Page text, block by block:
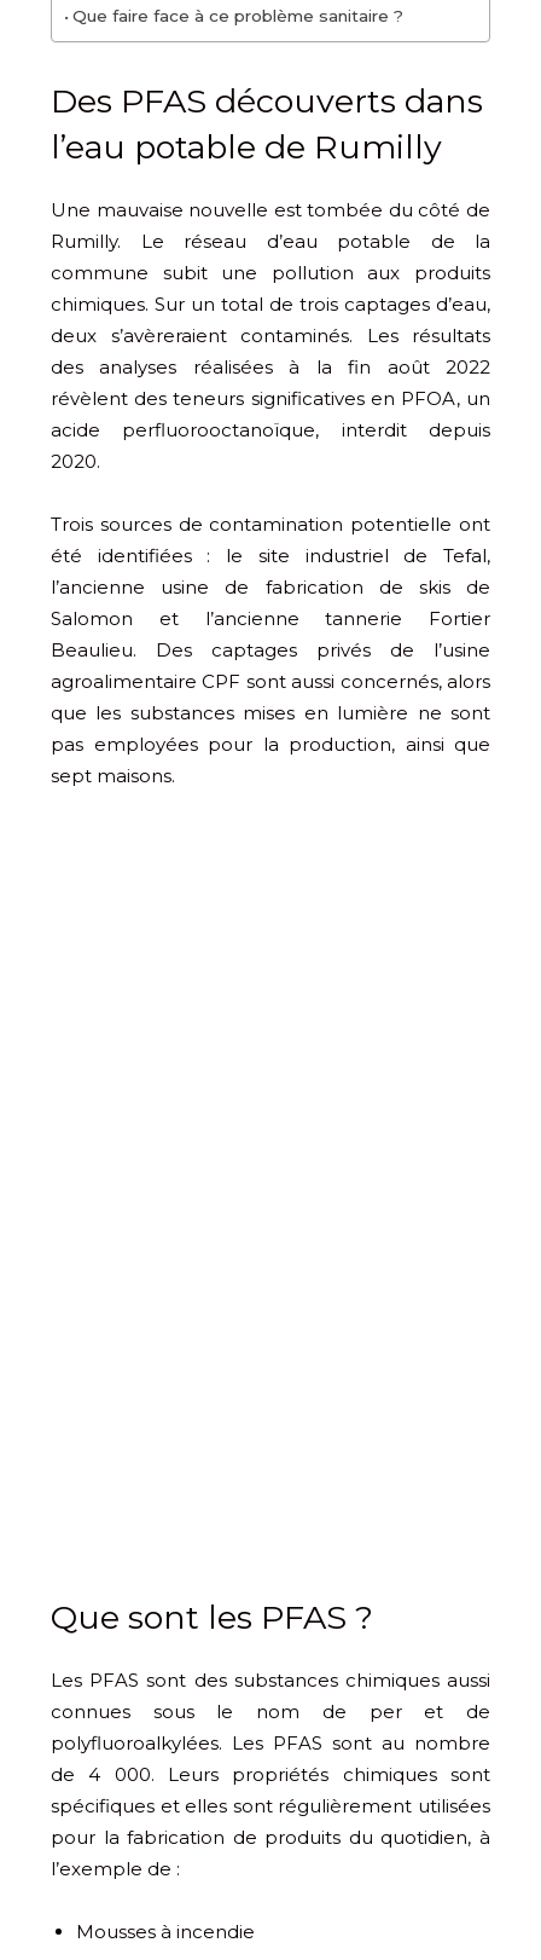
Que faire face à ce problème sanitaire ?
Des PFAS découverts dans
l’eau potable de Rumilly
Une mauvaise nouvelle est tombée du côté de
Rumilly. Le réseau d’eau potable de la
commune subit une pollution aux produits
chimiques. Sur un total de trois captages d’eau,
deux s’avèreraient contaminés. Les résultats
des analyses réalisées à la fin août 2022
révèlent des teneurs significatives en PFOA, un
acide perfluorooctanoïque, interdit depuis
2020.
Trois sources de contamination potentielle ont
été identifiées : le site industriel de Tefal,
l’ancienne usine de fabrication de skis de
Salomon et l’ancienne tannerie Fortier
Beaulieu. Des captages privés de l’usine
agroalimentaire CPF sont aussi concernés, alors
que les substances mises en lumière ne sont
pas employées pour la production, ainsi que
sept maisons.
Que sont les PFAS ?
Les PFAS sont des substances chimiques aussi
connues sous le nom de per et de
polyfluoroalkylées. Les PFAS sont au nombre
de 4 000. Leurs propriétés chimiques sont
spécifiques et elles sont régulièrement utilisées
pour la fabrication de produits du quotidien, à
l’exemple de :
Mousses à incendie